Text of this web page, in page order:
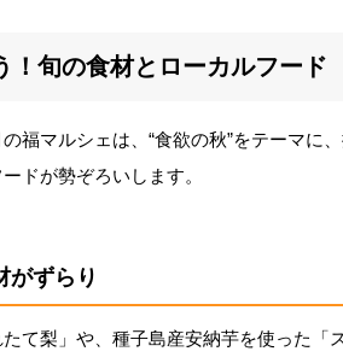
！旬の食材とローカルフード
福マルシェは、“食欲の秋”をテーマに
ドが勢ぞろいします。
がずらり
て梨」や、種子島産安納芋を使った「